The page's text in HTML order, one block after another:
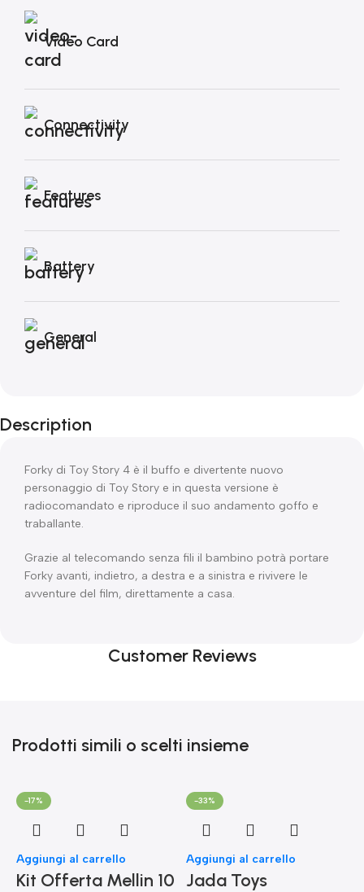
Video Card
Connectivity
Features
Battery
General
Description
Forky di Toy Story 4 è il buffo e divertente nuovo
personaggio di Toy Story e in questa versione è
radiocomandato e riproduce il suo andamento goffo e
traballante.
Grazie al telecomando senza fili il bambino potrà portare
Forky avanti, indietro, a destra e a sinistra e rivivere le
avventure del film, direttamente a casa.
Customer Reviews
Prodotti simili o scelti insieme
-17%
Aggiungi al carrello
Kit Offerta Mellin 10
-33%
Aggiungi al carrello
Jada Toys